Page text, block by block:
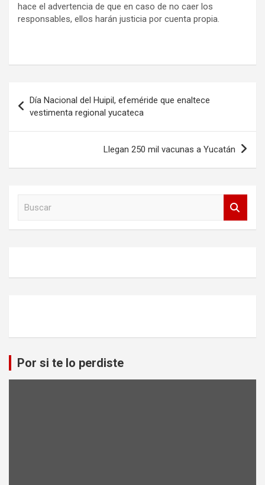
hace el advertencia de que en caso de no caer los
responsables, ellos harán justicia por cuenta propia.
de
entradas
Día Nacional del Huipil, efeméride que enaltece
vestimenta regional yucateca
Llegan 250 mil vacunas a Yucatán
Por si te lo perdiste